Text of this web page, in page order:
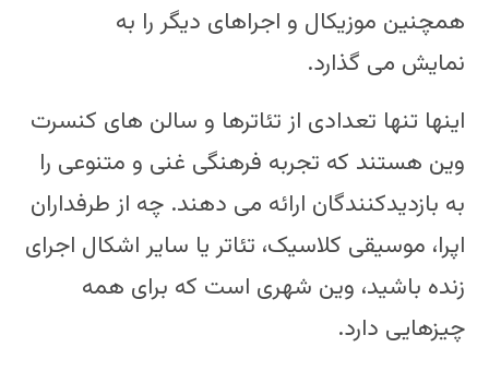
همچنین موزیکال و اجراهای دیگر را به
نمایش می گذارد.
اینها تنها تعدادی از تئاترها و سالن های کنسرت
وین هستند که تجربه فرهنگی غنی و متنوعی را
به بازدیدکنندگان ارائه می دهند. چه از طرفداران
اپرا، موسیقی کلاسیک، تئاتر یا سایر اشکال اجرای
زنده باشید، وین شهری است که برای همه
چیزهایی دارد.